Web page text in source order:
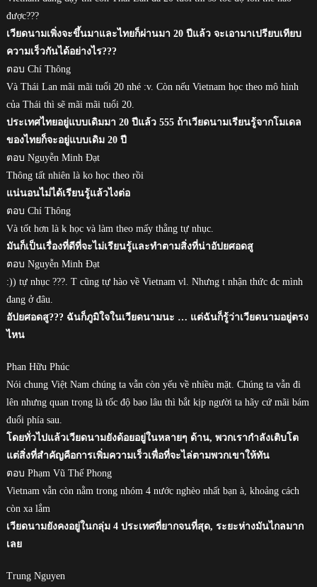
được???
เวียดนามเพิ่งจะขึ้นมาและไทยก็ผ่านมา 20 ปีแล้ว จะเอามาเปรียบเทียบ
ความเร็วกันได้อย่างไร???
ตอบ Chí Thông
Và Thái Lan mãi mãi tuổi 20 nhé :v. Còn nếu Vietnam học theo mô hình
của Thái thì sẽ mãi mãi tuổi 20.
ประเทศไทยอยู่แบบเดิมมา 20 ปีแล้ว 555 ถ้าเวียดนามเรียนรู้จากโมเดล
ของไทยก็จะอยู่แบบเดิม 20 ปี
ตอบ Nguyễn Minh Đạt
Thông tất nhiên là ko học theo rồi
แน่นอนไม่ได้เรียนรู้แล้วไงต่อ
ตอบ Chí Thông
Và tốt hơn là k học và làm theo mấy thằng tự nhục.
มันก็เป็นเรื่องที่ดีที่จะไม่เรียนรู้และทำตามสิ่งที่น่าอัปยศอดสู
ตอบ Nguyễn Minh Đạt
:)) tự nhục ???. T cũng tự hào về Vietnam vl. Nhưng t nhận thức đc mình
đang ở đâu.
อัปยศอดสู??? ฉันก็ภูมิใจในเวียดนามนะ … แต่ฉันก็รู้ว่าเวียดนามอยู่ตรง
ไหน
Phan Hữu Phúc
Nói chung Việt Nam chúng ta vẫn còn yếu về nhiều mặt. Chúng ta vẫn đi
lên nhưng quan trọng là tốc độ bao lâu thì bắt kịp người ta hãy cứ mãi bám
đuổi phía sau.
โดยทั่วไปแล้วเวียดนามยังด้อยอยู่ในหลายๆ ด้าน, พวกเรากำลังเติบโต
แต่สิ่งที่สำคัญคือการเพิ่มความเร็วเพื่อที่จะไล่ตามพวกเขาให้ทัน
ตอบ Phạm Vũ Thế Phong
Vietnam vẫn còn nằm trong nhóm 4 nước nghèo nhất bạn à, khoảng cách
còn xa lắm
เวียดนามยังคงอยู่ในกลุ่ม 4 ประเทศที่ยากจนที่สุด, ระยะห่างมันไกลมาก
เลย
Trung Nguyen